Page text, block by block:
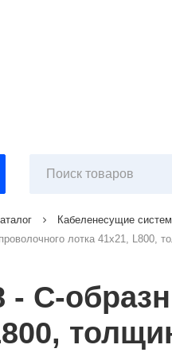
Кабеленесущие
лотка 41х21, L800,
- С-